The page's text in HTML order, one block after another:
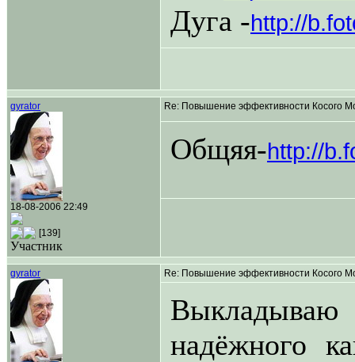
Дуга -http://
gyrator
18-08-2006 22:49
[139]
Участник
Re: Повышение эффективности Косого
Общяя-http://
gyrator Re: Повышение эффективности Косого
Выкладываю
надёжного